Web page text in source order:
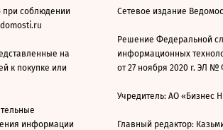
при соблюдении
на
к покупке или
информации
Сетевое издание
Решение Федеральной
информационных
от 27 ноября 2020 г. ЭЛ №
Учредитель: АО «Бизнес
Главный редактор: